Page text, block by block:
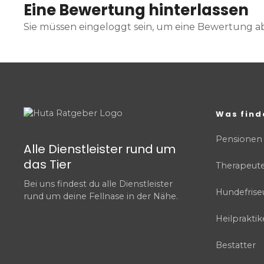
Eine Bewertung hinterlassen
Sie müssen eingeloggt sein, um eine Bewertung
Alle Dienstleister rund um
das Tier
Bei uns findest du alle Dienstleister
rund um deine Fellnase in der Nähe.
Was
Pensionen
Bestatter